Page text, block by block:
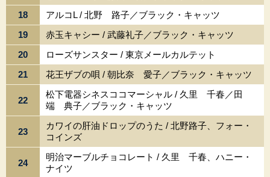
18
アルコL / 北野 路子／ブラック・キャッツ
19
赤玉キャシー / 武藤礼子／ブラック・キャッツ
20
ローズサンスター / 東京メールカルテット
21
花王ザブの唄 / 朝比奈 愛子／ブラック・キャッツ
22
松下電器シネスココマーシャル / 久里 千春／田
端 典子／ブラック・キャッツ
23
カワイの肝油ドロップのうた / 北野路子、フォー・
コインズ
24
明治マーブルチョコレート / 久里 千春、ハニー・
ナイツ